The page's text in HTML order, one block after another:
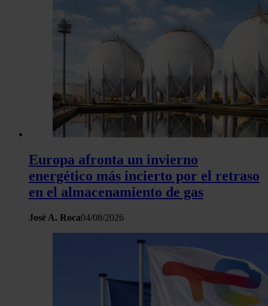
Europa afronta un invierno
energético más incierto por el retraso
en el almacenamiento de gas
José A. Roca04/08/2026